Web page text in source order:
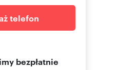
telefon
bezpłatnie